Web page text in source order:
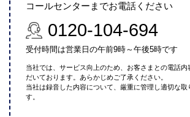
コールセンターまでお電話ください
0120-104-694
受付時間は営業日の午前9時～午後5時です
当社では、サービス向上のため、お客さまとの電話内
だいております。あらかじめご了承ください。
当社は録音した内容について、厳重に管理し適切な取
す。